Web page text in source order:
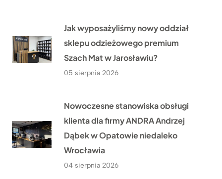
Jak wyposażyliśmy nowy oddział
sklepu odzieżowego premium
Szach Mat w Jarosławiu?
05 sierpnia 2026
Nowoczesne stanowiska obsługi
klienta dla firmy ANDRA Andrzej
Dąbek w Opatowie niedaleko
Wrocławia
04 sierpnia 2026